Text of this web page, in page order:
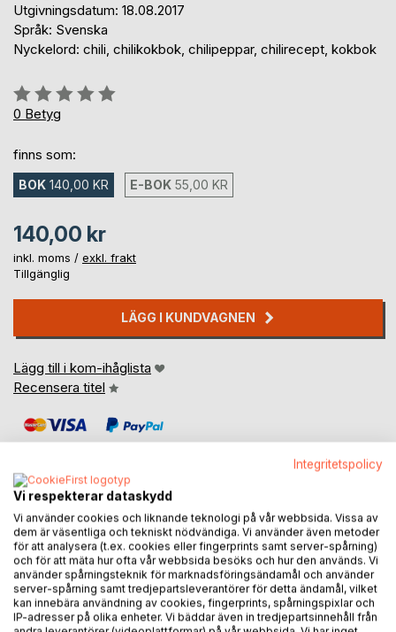
Utgivningsdatum: 18.08.2017
Språk: Svenska
Nyckelord: chili, chilikokbok, chilipeppar, chilirecept, kokbok
Betyg::
0%
0 Betyg
finns som:
BOK 140,00 KR E-BOK 55,00 KR
140,00 kr
inkl. moms / exkl. frakt
Tillgänglig
LÄGG I KUNDVAGNEN
Lägg till i kom-ihåglista
Recensera titel
BESKRIVNING
Att odla sin egen chili ökar i popularitet för varje år som går,
men oavsett om du odlar chili själv eller inte så är denna
kokbok en upptäcktsresa i chilins mångsidighet i köket,
Integritetspolicy
Vi respekterar dataskydd
Vi använder cookies och liknande teknologi på vår webbsida. Vissa av
dem är väsentliga och tekniskt nödvändiga. Vi använder även metoder
för att analysera (t.ex. cookies eller fingerprints samt server-spårning)
och för att mäta hur ofta vår webbsida besöks och hur den används. Vi
använder spårningsteknik för marknadsföringsändamål och använder
server-spårning samt tredjepartsleverantörer för detta ändamål, vilket
kan innebära användning av cookies, fingerprints, spårningspixlar och
IP-adresser på olika enheter. Vi bäddar även in tredjepartsinnehåll från